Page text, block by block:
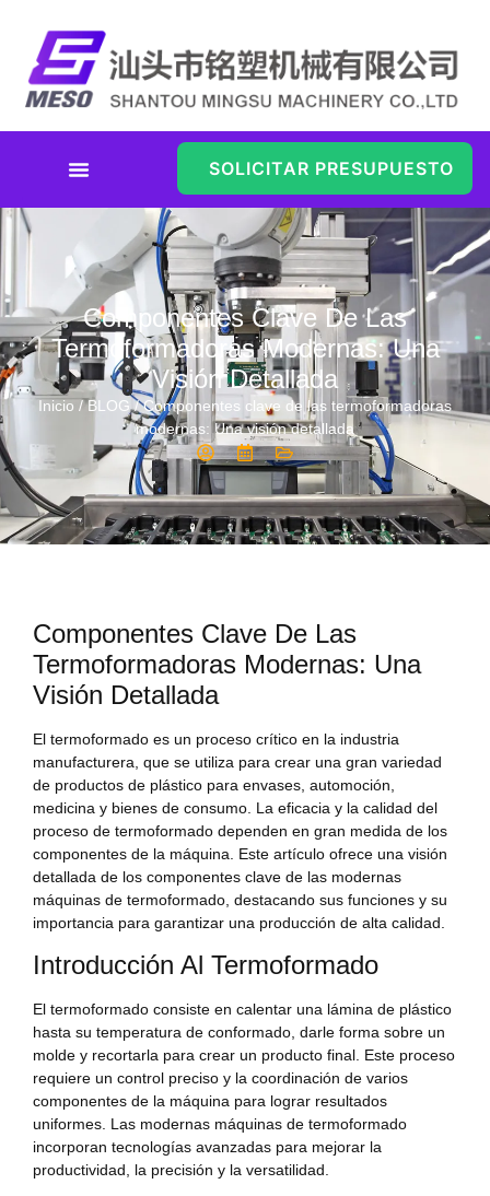
SOLICITAR PRESUPUESTO
Componentes Clave De Las
Termoformadoras Modernas: Una
Visión Detallada
Inicio /BLOG/ Componentes clave de las termoformadoras
modernas: Una visión detallada
Componentes Clave De Las
Termoformadoras Modernas: Una
Visión Detallada
El termoformado es un proceso crítico en la industria
manufacturera, que se utiliza para crear una gran variedad
de productos de plástico para envases, automoción,
medicina y bienes de consumo. La eficacia y la calidad del
proceso de termoformado dependen en gran medida de los
componentes de la máquina. Este artículo ofrece una visión
detallada de los componentes clave de las modernas
máquinas de termoformado, destacando sus funciones y su
importancia para garantizar una producción de alta calidad.
Introducción Al Termoformado
El termoformado consiste en calentar una lámina de plástico
hasta su temperatura de conformado, darle forma sobre un
molde y recortarla para crear un producto final. Este proceso
requiere un control preciso y la coordinación de varios
componentes de la máquina para lograr resultados
uniformes. Las modernas máquinas de termoformado
incorporan tecnologías avanzadas para mejorar la
productividad, la precisión y la versatilidad.